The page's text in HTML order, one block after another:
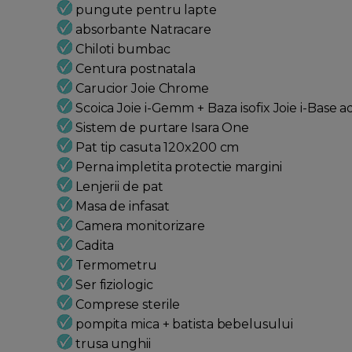
pungute pentru lapte
absorbante Natracare
Chiloti bumbac
Centura postnatala
Carucior Joie Chrome
Scoica Joie i-Gemm + Baza isofix Joie i-Base
Sistem de purtare Isara One
Pat tip casuta 120x200 cm
Perna impletita protectie margini
Lenjerii de pat
Masa de infasat
Camera monitorizare
Cadita
Termometru
Ser fiziologic
Comprese sterile
pompita mica + batista bebelusului
trusa unghii